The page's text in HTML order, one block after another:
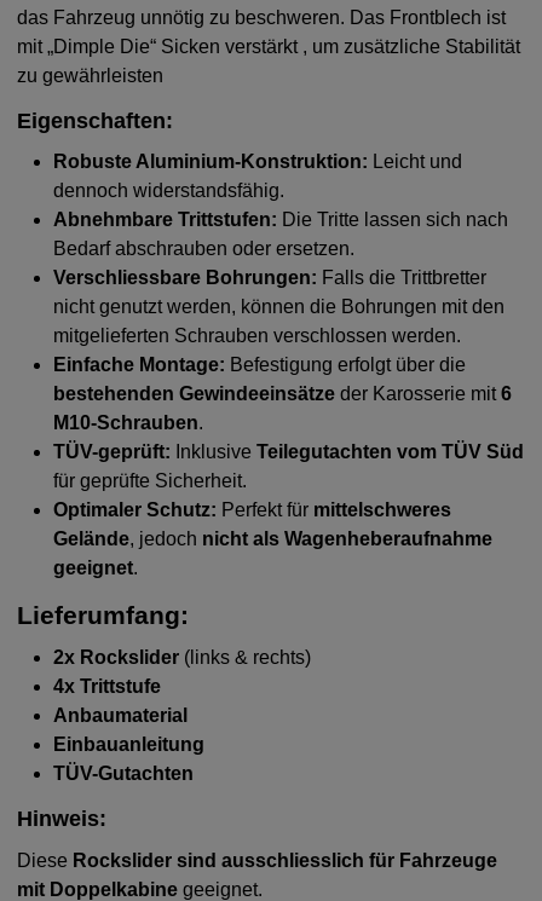
das Fahrzeug unnötig zu beschweren. Das Frontblech ist
mit „Dimple Die“ Sicken verstärkt , um zusätzliche Stabilität
zu gewährleisten
Eigenschaften:
Robuste Aluminium-Konstruktion: Leicht und
dennoch widerstandsfähig.
Abnehmbare Trittstufen: Die Tritte lassen sich nach
Bedarf abschrauben oder ersetzen.
Verschliessbare Bohrungen: Falls die Trittbretter
nicht genutzt werden, können die Bohrungen mit den
mitgelieferten Schrauben verschlossen werden.
Einfache Montage: Befestigung erfolgt über die
bestehenden Gewindeeinsätze der Karosserie mit6
M10-Schrauben.
TÜV-geprüft: InklusiveTeilegutachten vom TÜV Süd
für geprüfte Sicherheit.
Optimaler Schutz: Perfekt für mittelschweres
Gelände, jedoch nicht als Wagenheberaufnahme
geeignet.
Lieferumfang:
2x Rockslider (links & rechts)
4x Trittstufe
Anbaumaterial
Einbauanleitung
TÜV-Gutachten
Hinweis:
Diese Rockslider sind ausschliesslich für Fahrzeuge
mit Doppelkabine geeignet.